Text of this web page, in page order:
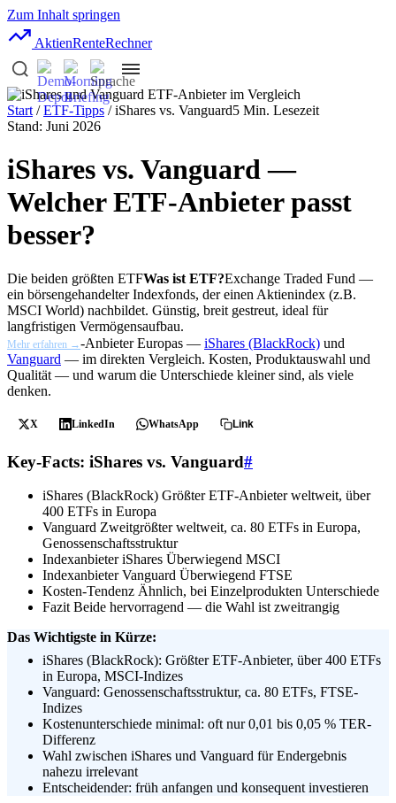
Zum Inhalt springen
AktienRenteRechner
Start /ETF-Tipps / iShares vs. Vanguard5 Min. Lesezeit
Stand: Juni 2026
iShares vs. Vanguard —
Welcher ETF-Anbieter passt
besser?
Die beiden größten ETFWas ist ETF?Exchange Traded Fund —
ein börsengehandelter Indexfonds, der einen Aktienindex (z.B.
MSCI World) nachbildet. Günstig, breit gestreut, ideal für
langfristigen Vermögensaufbau.
Mehr erfahren →-Anbieter Europas — iShares (BlackRock) und
Vanguard — im direkten Vergleich. Kosten, Produktauswahl und
Qualität — und warum die Unterschiede kleiner sind, als viele
denken.
X LinkedIn WhatsApp Link
Key-Facts: iShares vs. Vanguard#
iShares (BlackRock) Größter ETF-Anbieter weltweit, über
400 ETFs in Europa
Vanguard Zweitgrößter weltweit, ca. 80 ETFs in Europa,
Genossenschaftsstruktur
Indexanbieter iShares Überwiegend MSCI
Indexanbieter Vanguard Überwiegend FTSE
Kosten-Tendenz Ähnlich, bei Einzelprodukten Unterschiede
Fazit Beide hervorragend — die Wahl ist zweitrangig
Das Wichtigste in Kürze:
iShares (BlackRock): Größter ETF-Anbieter, über 400 ETFs
in Europa, MSCI-Indizes
Vanguard: Genossenschaftsstruktur, ca. 80 ETFs, FTSE-
Indizes
Kostenunterschiede minimal: oft nur 0,01 bis 0,05 % TER-
Differenz
Wahl zwischen iShares und Vanguard für Endergebnis
nahezu irrelevant
Entscheidender: früh anfangen und konsequent investieren